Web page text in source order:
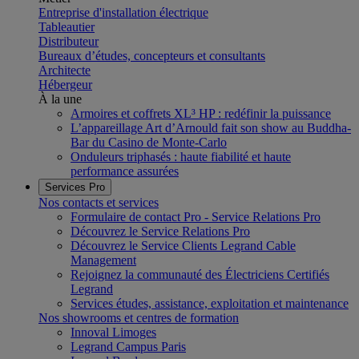
Entreprise d'installation électrique
Tableautier
Distributeur
Bureaux d’études, concepteurs et consultants
Architecte
Hébergeur
À la une
Armoires et coffrets XL³ HP : redéfinir la puissance
L’appareillage Art d’Arnould fait son show au Buddha-
Bar du Casino de Monte-Carlo
Onduleurs triphasés : haute fiabilité et haute
performance assurées
Services Pro
Nos contacts et services
Formulaire de contact Pro - Service Relations Pro
Découvrez le Service Relations Pro
Découvrez le Service Clients Legrand Cable
Management
Rejoignez la communauté des Électriciens Certifiés
Legrand
Services études, assistance, exploitation et maintenance
Nos showrooms et centres de formation
Innoval Limoges
Legrand Campus Paris